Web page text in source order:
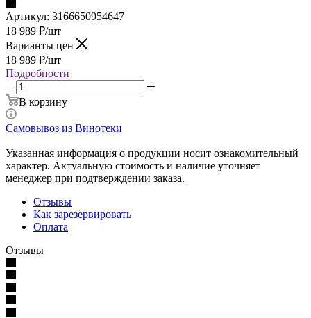
Артикул: 3166650954647
18 989 ₽/шт
Варианты цен
18 989 ₽/шт
Подробности
В корзину
Самовывоз из Винотеки
Указанная информация о продукции носит ознакомительный
характер. Актуальную стоимость и наличие уточняет
менеджер при подтверждении заказа.
Отзывы
Как зарезервировать
Оплата
Отзывы